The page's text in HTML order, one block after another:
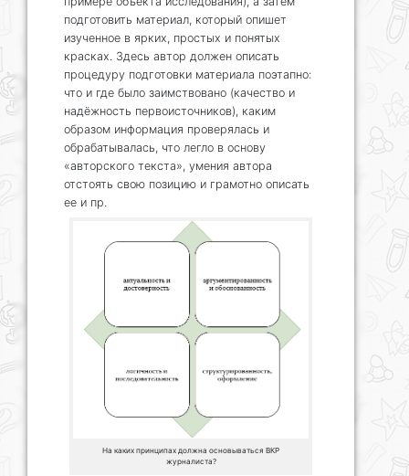
подготовить материал, который опишет
изученное в ярких, простых и понятых
красках. Здесь автор должен описать
процедуру подготовки материала поэтапно:
что и где было заимствовано (качество и
надёжность первоисточников), каким
образом информация проверялась и
обрабатывалась, что легло в основу
«авторского текста», умения автора
отстоять свою позицию и грамотно описать
ее и пр.
На каких принципах должна основываться ВКР
журналиста?